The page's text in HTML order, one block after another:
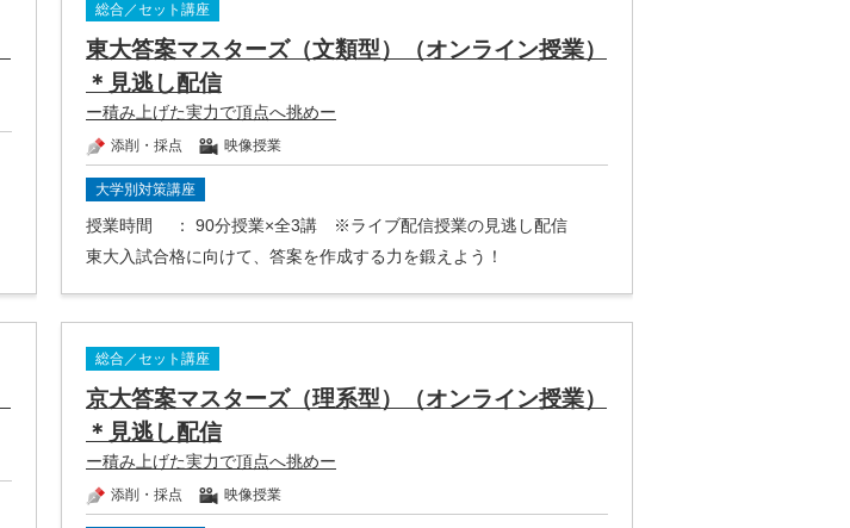
総合／セット講座
東大答案マスターズ（文類型）（オンライン授業）
＊見逃し配信
ー積み上げた実力で頂点へ挑めー
添削・採点 映像授業
大学別対策講座
授業時間
： 90分授業×全3講 ※ライブ配信授業の見逃し配信
東大入試合格に向けて、答案を作成する力を鍛えよう！
総合／セット講座
京大答案マスターズ（理系型）（オンライン授業）
＊見逃し配信
ー積み上げた実力で頂点へ挑めー
添削・採点 映像授業